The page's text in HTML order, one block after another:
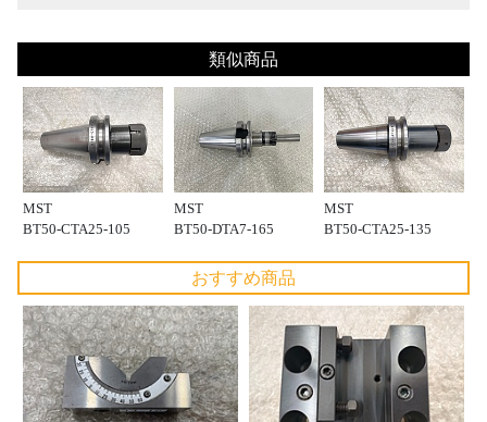
類似商品
MST
BT50-CTA25-105
MST
BT50-DTA7-165
MST
BT50-CTA25-135
おすすめ商品